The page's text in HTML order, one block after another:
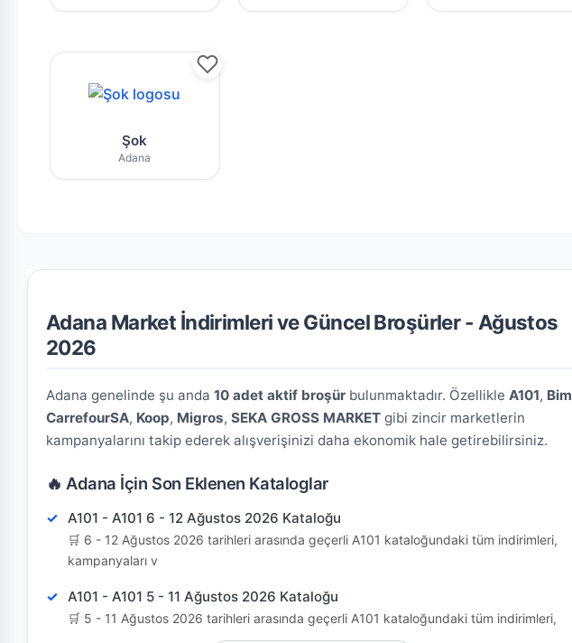
Şok
Adana
Adana Market İndirimleri ve Güncel Broşürler - Ağustos
2026
Adana genelinde şu anda 10 adet aktif broşür bulunmaktadır. Özellikle A101, Bim
CarrefourSA, Koop, Migros, SEKA GROSS MARKET gibi zincir marketlerin
kampanyalarını takip ederek alışverişinizi daha ekonomik hale getirebilirsiniz.
🔥 Adana İçin Son Eklenen Kataloglar
A101 - A101 6 - 12 Ağustos 2026 Kataloğu
🛒 6 - 12 Ağustos 2026 tarihleri arasında geçerli A101 kataloğundaki tüm indirimleri,
kampanyaları v
A101 - A101 5 - 11 Ağustos 2026 Kataloğu
🛒 5 - 11 Ağustos 2026 tarihleri arasında geçerli A101 kataloğundaki tüm indirimleri,